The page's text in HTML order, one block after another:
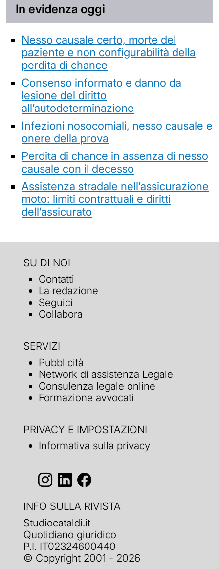
In evidenza oggi
Nesso causale certo, morte del
paziente e non configurabilità della
perdita di chance
Consenso informato e danno da
lesione del diritto
all’autodeterminazione
Infezioni nosocomiali, nesso causale e
onere della prova
Perdita di chance in assenza di nesso
causale con il decesso
Assistenza stradale nell’assicurazione
moto: limiti contrattuali e diritti
dell’assicurato
SU DI NOI
Contatti
La redazione
Seguici
Collabora
SERVIZI
Pubblicità
Network di assistenza Legale
Consulenza legale online
Formazione avvocati
PRIVACY E IMPOSTAZIONI
Informativa sulla privacy
INFO SULLA RIVISTA
Studiocataldi.it
Quotidiano giuridico
P.I. IT02324600440
© Copyright 2001 - 2026